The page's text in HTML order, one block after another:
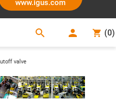
www.igus.com
search (0)
valve